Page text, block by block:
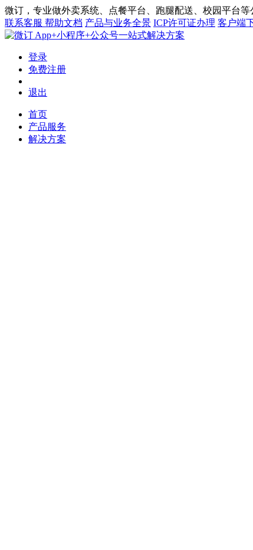
微订，专业做外卖系统、点餐平台、跑腿配送、校园平台
联系客服 帮助文档 产品与业务全景 ICP许可证办理 客户端
App+小程序+公众号一站式解决方案
登录
免费注册
退出
首页
产品服务
解决方案